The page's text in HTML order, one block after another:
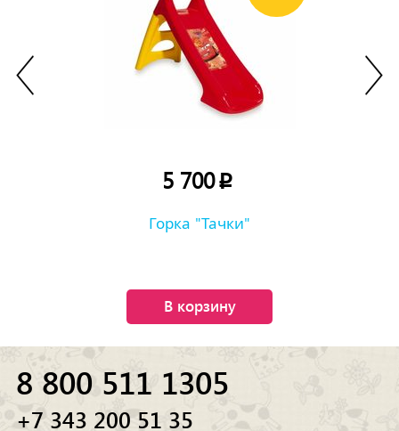
5 700p
Горка "Тачки"
В корзину
8 800 511 1305
+7 343 200 51 35